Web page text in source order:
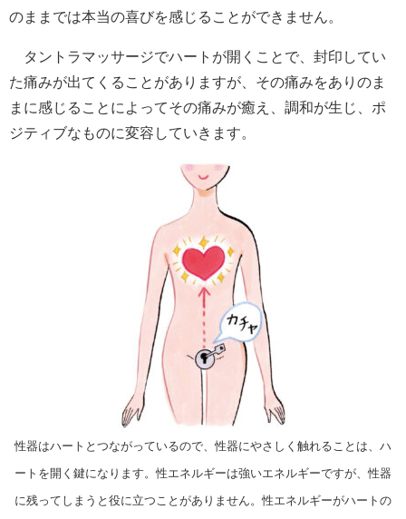
のままでは本当の喜びを感じることができません。
タントラマッサージでハートが開くことで、封印してい
た痛みが出てくることがありますが、その痛みをありのま
まに感じることによってその痛みが癒え、調和が生じ、ポ
ジティブなものに変容していきます。
性器はハートとつながっているので、性器にやさしく触れることは、ハ
ートを開く鍵になります。性エネルギーは強いエネルギーですが、性器
に残ってしまうと役に立つことがありません。性エネルギーがハートの